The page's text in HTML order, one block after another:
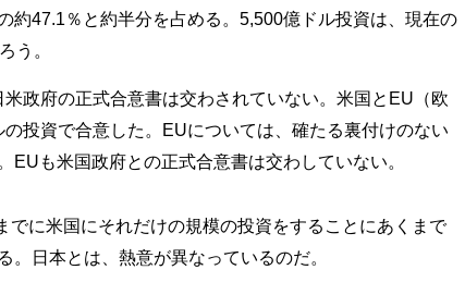
約47.1％と約半分を占める。5,500億ドル投資は、現在の
う。
政府の正式合意書は交わされていない。米国とEU（欧
投資で合意した。EUについては、確たる裏付けのない
EUも米国政府との正式合意書は交わしていない。
でに米国にそれだけの規模の投資をすることにあくまで
。日本とは、熱意が異なっているのだ。